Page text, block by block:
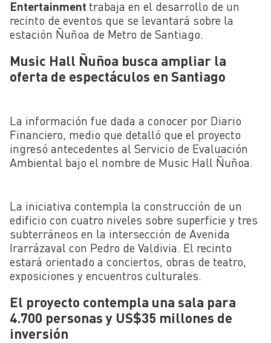
Entertainment trabaja en el desarrollo de un
recinto de eventos que se levantará sobre la
estación Ñuñoa de Metro de Santiago
Music Hall Ñuñoa busca ampliar la
oferta de espectáculos en Santiago
La información fue dada a conocer por Diario
Financiero, medio que detalló que el proyecto
ingresó antecedentes al Servicio de Evaluación
Ambiental bajo el nombre de Music Hall Ñuñoa.
La iniciativa contempla la construcción de un
edificio con cuatro niveles sobre superficie y tres
subterráneos en la intersección de Avenida
Irarrázaval con Pedro de Valdivia. El recinto
estará orientado a conciertos, obras de teatro,
exposiciones y encuentros culturales.
El proyecto contempla una sala para
4.700 personas y US$35 millones de
inversión